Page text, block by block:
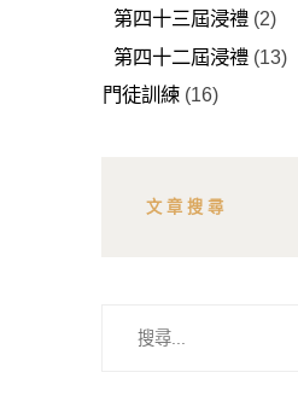
第四十三屆浸禮 (2)
第四十二屆浸禮 (13)
門徒訓練 (16)
文章搜尋